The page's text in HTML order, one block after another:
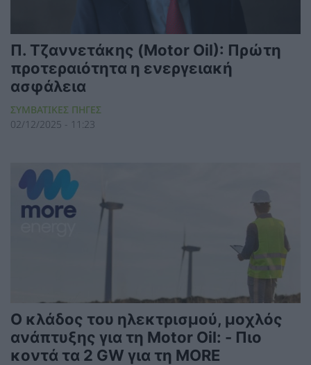
Π. Τζαννετάκης (Motor Oil): Πρώτη
προτεραιότητα η ενεργειακή
ασφάλεια
ΣΥΜΒΑΤΙΚΕΣ ΠΗΓΕΣ
02/12/2025 - 11:23
Ο κλάδος του ηλεκτρισμού, μοχλός
ανάπτυξης για τη Motor Oil: - Πιο
κοντά τα 2 GW για τη MORE